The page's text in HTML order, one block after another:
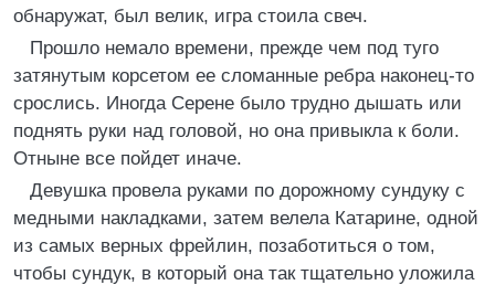
обнаружат, был велик, игра стоила свеч.
Прошло немало времени, прежде чем под туго
затянутым корсетом ее сломанные ребра наконец-то
срослись. Иногда Серене было трудно дышать или
поднять руки над головой, но она привыкла к боли.
Отныне все пойдет иначе.
Девушка провела руками по дорожному сундуку с
медными накладками, затем велела Катарине, одной
из самых верных фрейлин, позаботиться о том,
чтобы сундук, в который она так тщательно уложила